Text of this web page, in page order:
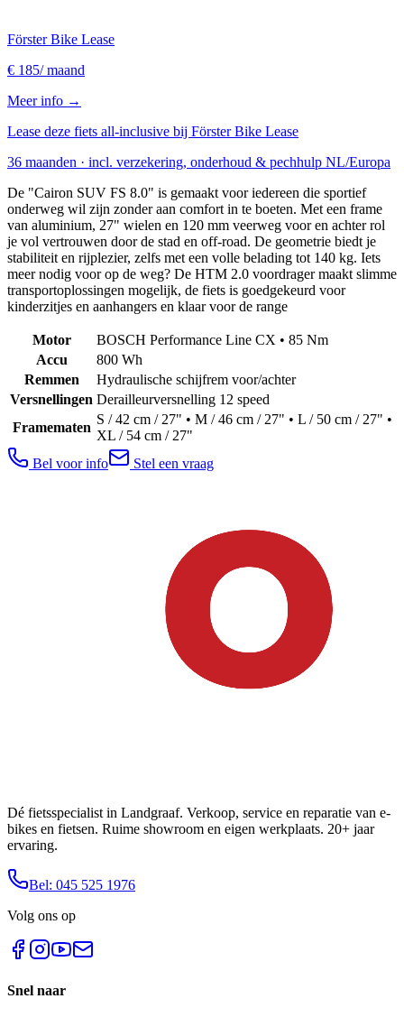
Förster Bike Lease
€ 185/ maand
Meer info →
Lease deze fiets all-inclusive bij Förster Bike Lease
36 maanden · incl. verzekering, onderhoud & pechhulp NL/Europa
De "Cairon SUV FS 8.0" is gemaakt voor iedereen die sportief
onderweg wil zijn zonder aan comfort in te boeten. Met een frame
van aluminium, 27" wielen en 120 mm veerweg voor en achter rol
je vol vertrouwen door de stad en off-road. De geometrie biedt je
stabiliteit en rijplezier, zelfs met een volle belading tot 140 kg. Iets
meer nodig voor op de weg? De HTM 2.0 voordrager maakt slimme
transportoplossingen mogelijk, de fiets is goedgekeurd voor
kinderzitjes en aanhangers en klaar voor de range
Motor
BOSCH Performance Line CX • 85 Nm
Accu
800 Wh
Remmen
Hydraulische schijfrem voor/achter
Versnellingen Derailleurversnelling 12 speed
Framematen
S / 42 cm / 27" • M / 46 cm / 27" • L / 50 cm / 27" •
XL / 54 cm / 27"
Bel voor info
Stel een vraag
Dé fietsspecialist in Landgraaf. Verkoop, service en reparatie van e-
bikes en fietsen. Ruime showroom en eigen werkplaats. 20+ jaar
ervaring.
Bel: 045 525 1976
Volg ons op
Snel naar